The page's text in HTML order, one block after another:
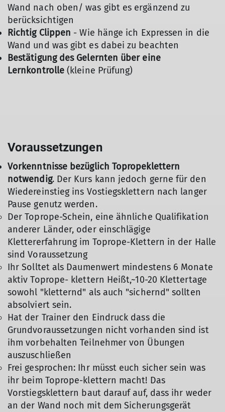
Wand nach oben/ was gibt es ergänzend zu
berücksichtigen
Richtig Clippen - Wie hänge ich Expressen in die
Wand und was gibt es dabei zu beachten
Bestätigung des Gelernten über eine
Lernkontrolle (kleine Prüfung)
Voraussetzungen
Vorkenntnisse bezüglich Topropeklettern
notwendig. Der Kurs kann jedoch gerne für den
Wiedereinstieg ins Vostiegsklettern nach langer
Pause genutz werden.
Der Toprope-Schein, eine ähnliche Qualifikation
anderer Länder, oder einschlägige
Klettererfahrung im Toprope-Klettern in der Halle
sind Voraussetzung
Ihr Solltet als Daumenwert mindestens 6 Monate
aktiv Toprope- klettern Heißt,~10-20 Klettertage
sowohl "kletternd" als auch "sichernd" sollten
absolviert sein.
Hat der Trainer den Eindruck dass die
Grundvoraussetzungen nicht vorhanden sind ist
ihm vorbehalten Teilnehmer von Übungen
auszuschließen
Frei gesprochen: Ihr müsst euch sicher sein was
ihr beim Toprope-klettern macht! Das
Vorstiegsklettern baut darauf auf, dass ihr weder
an der Wand noch mit dem Sicherungsgerät